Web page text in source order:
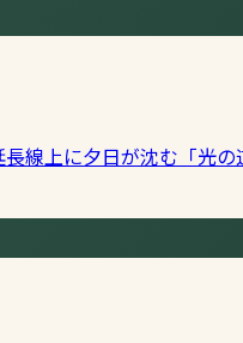
上に夕日が沈む「光